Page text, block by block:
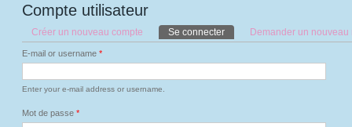
Compte utilisateur
Onglets principaux
Créer un nouveau compte Se connecter(onglet actif)Demander un nouveau
E-mail or username *
Enter your e-mail address or username.
Mot de passe *